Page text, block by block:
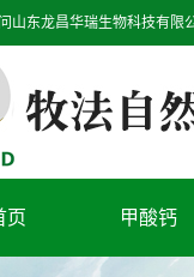
山东龙昌华瑞生物科技有限
页 甲酸钙